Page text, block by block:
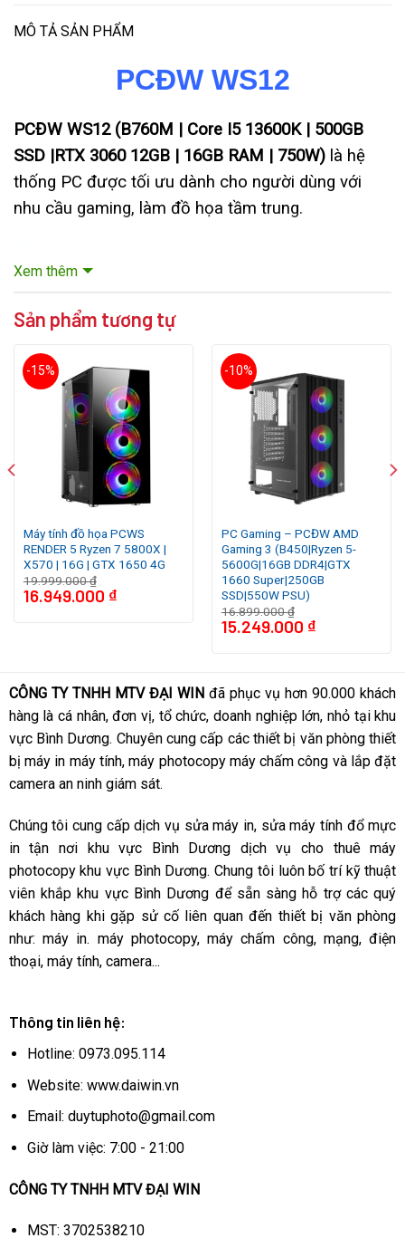
MÔ TẢ SẢN PHẨM
PCĐW WS12
PCĐW WS12 (B760M | Core I5 13600K | 500GB
SSD |RTX 3060 12GB | 16GB RAM | 750W) là hệ
thống PC được tối ưu dành cho người dùng với
nhu cầu gaming, làm đồ họa tầm trung.
VớiCPU Intel Core i5-13600K với 14 Cores/ 20
Threads, xung nhịp tối đa đạt 5.1Ghzcho hiệu
năng thậm chí cao hơn cả i7-12700K đáp ứng
được tối đa nhu cầu công việc. Vẫn vốn tiếng là
Gigabyte B760M Aorus Elite Ax DDR4với cáctinh
chỉnh từ các chuyên giathì Core i5-13600K chỉ
hoạt động ở mức 150W điện vànhiệt độ hoạt
động chỉ 80 độ, giảm gần 10 độ so với Default,
khá là mát mẻ
Không thể thiếu trong các bộ PC, tản nhiệt
Cooling SE-226-XT ARGB
Xem thêm
Sản phẩm tương tự
-15%
Máy tính đồ họa PCWS
RENDER 5 Ryzen 7 5800X |
X570 | 16G | GTX 1650 4G
19.999.000₫
16.949.000 ₫
-10%
PC Gaming – PCĐW AMD
Gaming 3 (B450|Ryzen 5-
5600G|16GB DDR4|GTX
1660 Super|250GB
SSD|550W PSU)
16.899.000₫
15.249.000 ₫
CÔNG TY TNHH MTV ĐẠI WINđã phục vụ hơn 90.000 khách
hàng là cá nhân, đơn vị, tổ chức, doanh nghiệp lớn, nhỏ tại khu
vực Bình Dương. Chuyên cung cấp các thiết bị văn phòng thiết
bị máy in máy tính, máy photocopy máy chấm công và lắp đặt
camera an ninh giám sát.
Chúng tôi cung cấp dịch vụ sửa máy in, sửa máy tính đổ mực
in tận nơi khu vực Bình Dương dịch vụ cho thuê máy
photocopy khu vực Bình Dương. Chung tôi luôn bố trí kỹ thuật
viên khắp khu vực Bình Dương để sẵn sàng hỗ trợ các quý
khách hàng khi gặp sử cố liên quan đến thiết bị văn phòng
như: máy in. máy photocopy, máy chấm công, mạng, điện
thoại, máy tính, camera...
Thông tin liên hệ:
Hotline: 0973.095.114
Website: www.daiwin.vn
Email: duytuphoto@gmail.com
Giờ làm việc: 7:00 - 21:00
CÔNG TY TNHH MTV ĐẠI WIN
MST: 3702538210